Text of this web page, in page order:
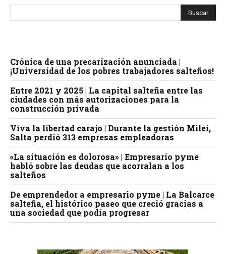
Crónica de una precarización anunciada |
¡Universidad de los pobres trabajadores salteños!
Entre 2021 y 2025 | La capital salteña entre las
ciudades con más autorizaciones para la
construcción privada
Viva la libertad carajo | Durante la gestión Milei,
Salta perdió 313 empresas empleadoras
«La situación es dolorosa» | Empresario pyme
habló sobre las deudas que acorralan a los
salteños
De emprendedor a empresario pyme | La Balcarce
salteña, el histórico paseo que creció gracias a
una sociedad que podía progresar